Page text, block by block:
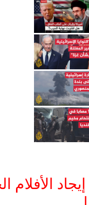
الأفلام